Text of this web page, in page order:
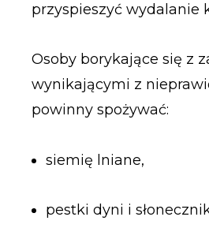
przyspieszyć wydalanie
Osoby borykające się z
wynikającymi z
powinny spożywać:
siemię lniane,
pestki dyni i